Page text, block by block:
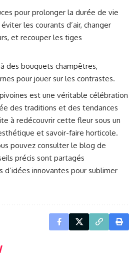
pour prolonger la durée de vie
les courants d’air, changer
et recouper les tiges
des bouquets champêtres,
pour jouer sur les contrastes.
est une véritable célébration
des traditions et des tendances
à redécouvrir cette fleur sous un
et savoir-faire horticole.
pouvez consulter le blog de
précis sont partagés
d’idées innovantes pour sublimer